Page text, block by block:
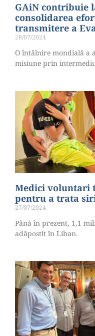
GAiN contribuie
consolidarea
transmitere a
28/07/2024
O întâlnire mondială a
misiune prin
Medici voluntari
pentru a trata
27/07/2024
Până în prezent, 1,1
adăpostit în Liban.